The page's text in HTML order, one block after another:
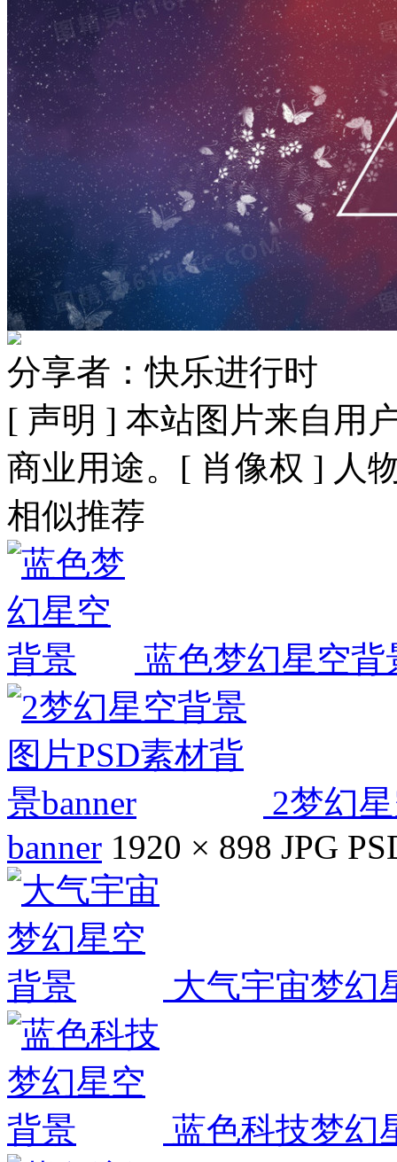
分享者：快乐进行时
[ 声明 ] 本站图片来自用
商业用途。[ 肖像权 ] 人
相似推荐
蓝色梦幻星空背
2梦幻
banner 1920 × 898 JPG
大气宇宙梦幻
蓝色科技梦幻